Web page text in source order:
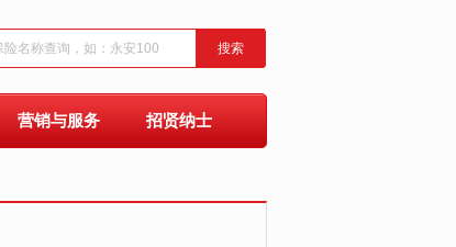
搜索
营销与服务 招贤纳士